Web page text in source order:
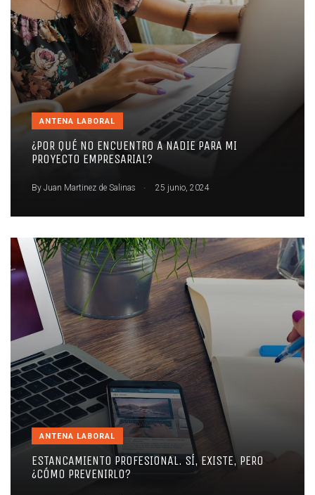
ANTENA LABORAL
¿POR QUÉ NO ENCUENTRO A NADIE PARA MI
PROYECTO EMPRESARIAL?
By Juan Martinez de Salinas 25 junio, 2024
ANTENA LABORAL
ESTANCAMIENTO PROFESIONAL. SÍ, EXISTE, PERO
¿CÓMO PREVENIRLO?